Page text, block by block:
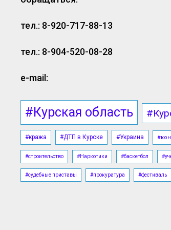
тел.: 8-920-717-88-13
тел.: 8-904-520-08-28
e-mail:
#Курская область
#кража #ДТП в Курске #Украина
#строительство #Наркотики #баскетбол
#судебные приставы #прокуратура #фестиваль